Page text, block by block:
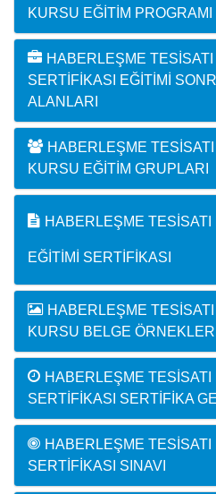
KURSU EĞITIM PROGRAMI
HABERLEŞME TESISATI
SERTIFIKASI EĞITIMI
ALANLARI
HABERLEŞME
KURSU EĞITIM GRUPLARI
HABERLEŞME TESISATI
EĞITIMI SERTIFIKASI
HABERLEŞME
KURSU BELGE ÖRNEKLERI
HABERLEŞME TESISATI
SERTIFIKASI SERTIFIKA
HABERLEŞME TESISATI
SERTIFIKASI SINAVI